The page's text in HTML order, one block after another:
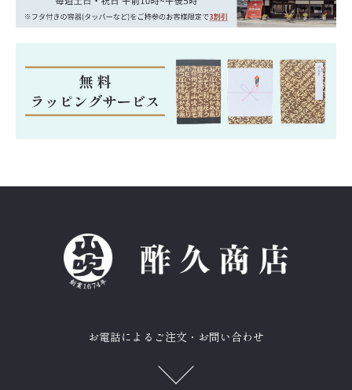
お電話によるご注文・お問い合わせ